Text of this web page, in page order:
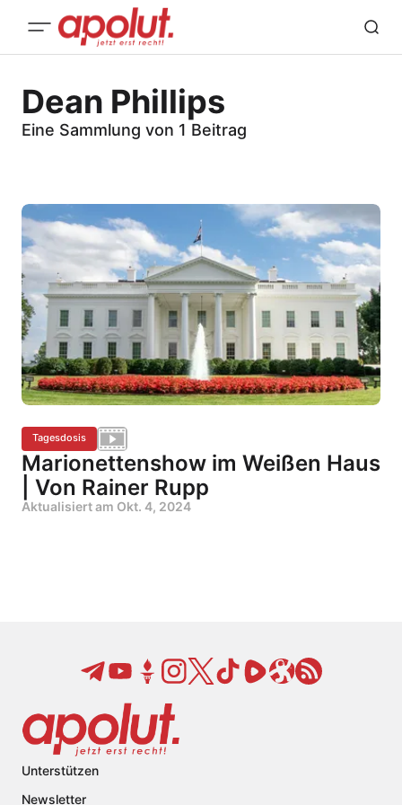
Dean Phillips
Eine Sammlung von 1 Beitrag
Tagesdosis
Marionettenshow im Weißen Haus
| Von Rainer Rupp
Aktualisiert am Okt. 4, 2024
Unterstützen
Newsletter